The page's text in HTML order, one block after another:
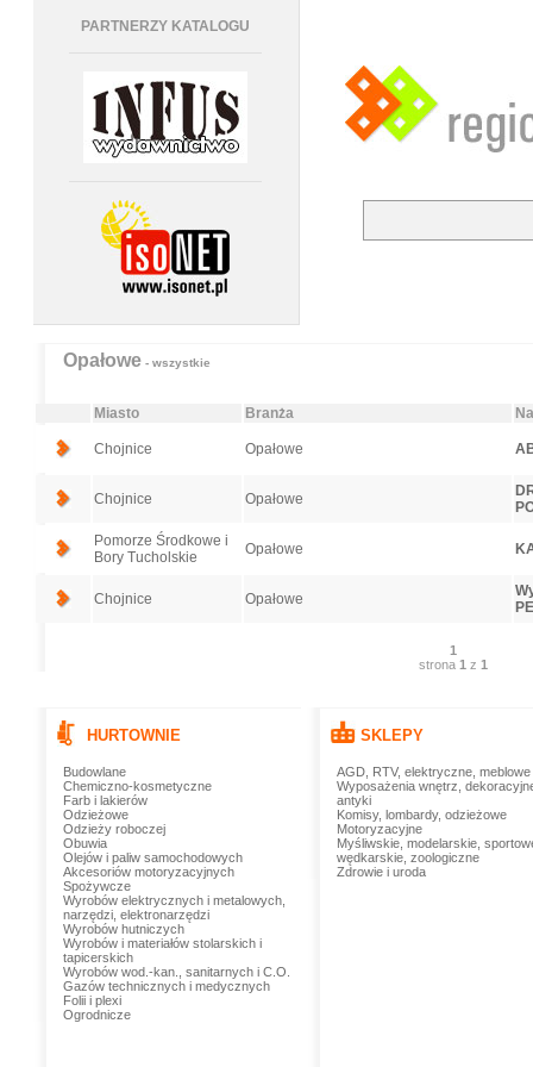
PARTNERZY KATALOGU
Opałowe- wszystkie
Miasto Branża
Chojnice Opałowe
Chojnice Opałowe
Pomorze Środkowe i
Bory Tucholskie
Opałowe
Chojnice Opałowe
1
strona 1 z 1
HURTOWNIE
Budowlane
Chemiczno-kosmetyczne
Farb i lakierów
Odzieżowe
Odzieży roboczej
Obuwia
Olejów i paliw samochodowych
Akcesoriów motoryzacyjnych
Spożywcze
Wyrobów elektrycznych i metalowych,
narzędzi, elektronarzędzi
Wyrobów hutniczych
Wyrobów i materiałów stolarskich i
tapicerskich
Wyrobów wod.-kan., sanitarnych i C.O.
Gazów technicznych i medycznych
Folii i plexi
Ogrodnicze
SKLEPY
AGD, RTV, elektryczne, meblowe
Wyposażenia wnętrz,
antyki
Komisy, lombardy, odzieżowe
Motoryzacyjne
Myśliwskie, modelarskie,
wędkarskie, zoologiczne
Zdrowie i uroda